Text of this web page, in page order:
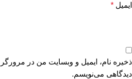
ایمیل *
ذخیره نام، ایمیل و وبسایت من در مرورگر
دیدگاهی می‌نویسم.